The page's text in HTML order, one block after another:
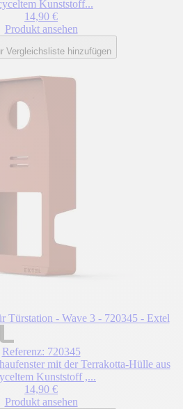
Kunststoff...
14,90 €
Produkt ansehen
Vergleichsliste hinzufügen
Türstation - Wave 3 - 720345 - Extel
Referenz: 720345
mit der Terrakotta-Hülle aus
Kunststoff ,...
14,90 €
Produkt ansehen